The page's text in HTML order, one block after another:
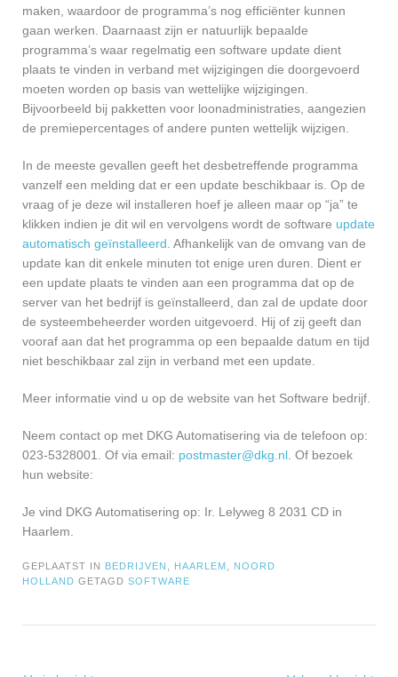
maken, waardoor de programma’s nog efficiënter kunnen
gaan werken. Daarnaast zijn er natuurlijk bepaalde
programma’s waar regelmatig een software update dient
plaats te vinden in verband met wijzigingen die doorgevoerd
moeten worden op basis van wettelijke wijzigingen.
Bijvoorbeeld bij pakketten voor loonadministraties, aangezien
de premiepercentages of andere punten wettelijk wijzigen.
In de meeste gevallen geeft het desbetreffende programma
vanzelf een melding dat er een update beschikbaar is. Op de
vraag of je deze wil installeren hoef je alleen maar op “ja” te
klikken indien je dit wil en vervolgens wordt de software update
automatisch geïnstalleerd. Afhankelijk van de omvang van de
update kan dit enkele minuten tot enige uren duren. Dient er
een update plaats te vinden aan een programma dat op de
server van het bedrijf is geïnstalleerd, dan zal de update door
de systeembeheerder worden uitgevoerd. Hij of zij geeft dan
vooraf aan dat het programma op een bepaalde datum en tijd
niet beschikbaar zal zijn in verband met een update.
Meer informatie vind u op de website van het Software bedrijf.
Neem contact op met DKG Automatisering via de telefoon op:
023-5328001. Of via email: postmaster@dkg.nl. Of bezoek
hun website:
Je vind DKG Automatisering op: Ir. Lelyweg 8 2031 CD in
Haarlem.
GEPLAATST IN BEDRIJVEN , HAARLEM , NOORD
HOLLAND GETAGD SOFTWARE